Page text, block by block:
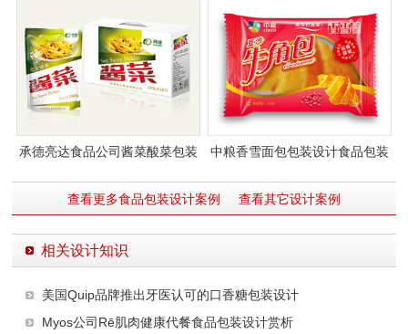
承德亮达食品公司酱菜酸菜包装
中粮香雪面包包装设计食品包装
查看更多食品包装设计案例
查看其它设计案例
相关设计知识
美国Quip品牌推出牙医认可的口香糖包装设计
Myos公司Rē肌肉健康代餐食品包装设计赏析